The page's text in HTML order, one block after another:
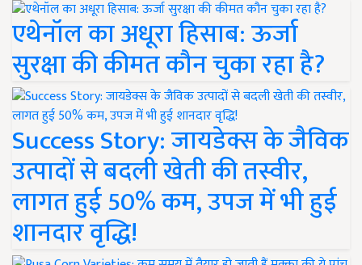
एथेनॉल का अधूरा हिसाब: ऊर्जा
सुरक्षा की कीमत कौन चुका रहा है?
Success Story: जायडेक्स के जैविक
उत्पादों से बदली खेती की तस्वीर,
लागत हुई 50% कम, उपज में भी हुई
शानदार वृद्धि!